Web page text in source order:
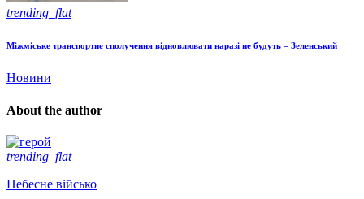
trending_flat
Міжміське транспортне сполучення відновлювати наразі не будуть – Зеленський
Новини
About the author
trending_flat
Небесне військо